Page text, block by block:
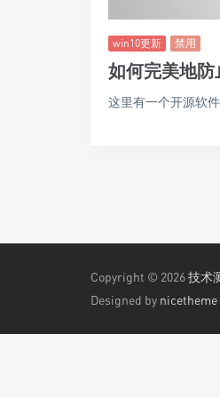
win10更新 禁用
如何完美地防
这里有一个开源软
Copyright © 2026技术
Designed by nicetheme